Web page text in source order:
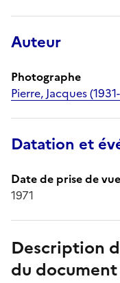
Auteur
Photographe
Pierre, Jacques
Datation et
Date de prise de vue
1971
Description
du